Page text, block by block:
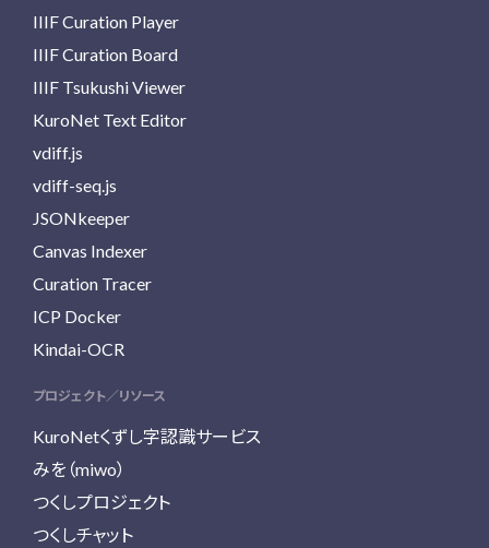
IIIF Curation Player
IIIF Curation Board
IIIF Tsukushi Viewer
KuroNet Text Editor
vdiff.js
vdiff-seq.js
JSONkeeper
Canvas Indexer
Curation Tracer
ICP Docker
Kindai-OCR
プロジェクト／リソース
KuroNetくずし字認識サービス
みを（miwo）
つくしプロジェクト
つくしチャット